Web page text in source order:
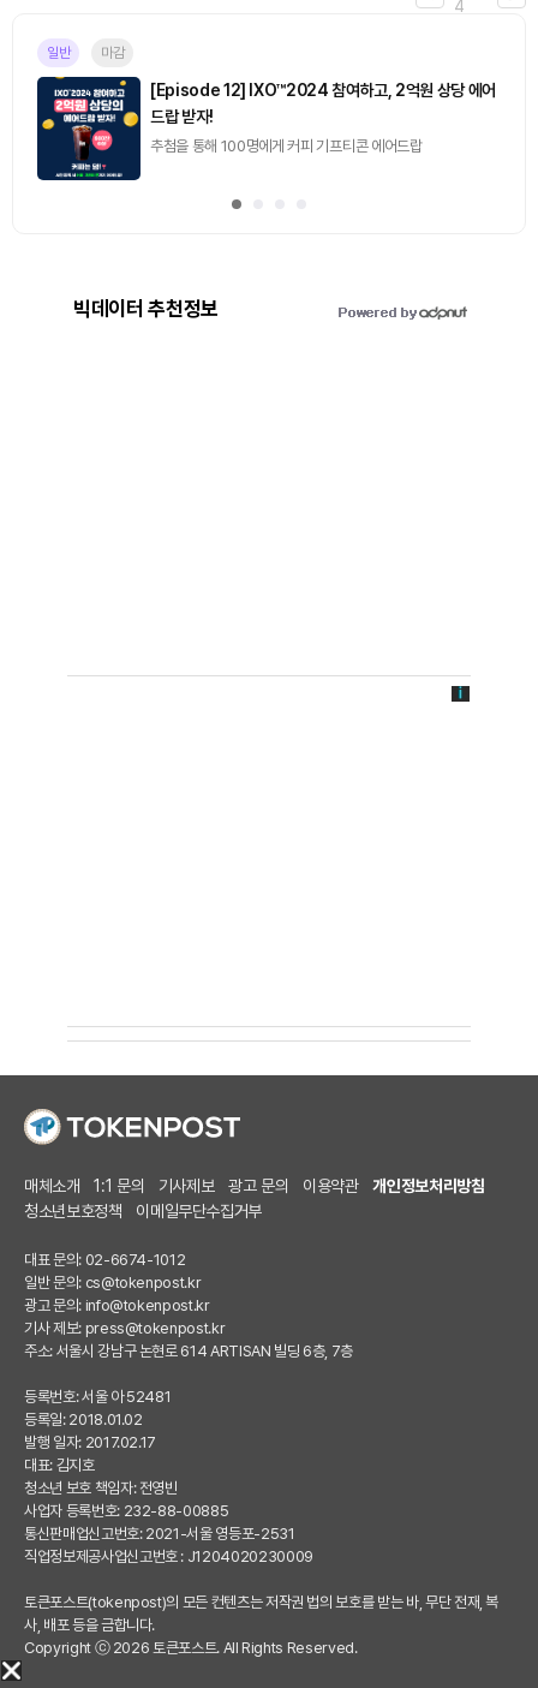
4
일반 마감
[Episode 12] IXO™2024 참여하고, 2억원 상당 에어
드랍 받자!
추첨을 통해 100명에게 커피 기프티콘 에어드랍
빅데이터 추천정보
매체소개 1:1 문의 기사제보 광고 문의 이용약관
개인정보처리방침
청소년보호정책
이메일무단수집거부
대표 문의: 02-6674-1012
일반 문의: cs@tokenpost.kr
광고 문의: info@tokenpost.kr
기사 제보: press@tokenpost.kr
주소: 서울시 강남구 논현로 614 ARTISAN 빌딩 6층, 7층
등록번호: 서울 아 52481
등록일: 2018.01.02
발행 일자: 2017.02.17
대표: 김지호
청소년 보호 책임자: 전영빈
사업자 등록번호: 232-88-00885
통신판매업신고번호: 2021-서울 영등포-2531
직업정보제공사업신고번호 : J1204020230009
토큰포스트(tokenpost)의 모든 컨텐츠는 저작권 법의 보호를 받는 바, 무단 전재, 복
사, 배포 등을 금합니다.
Copyright ⓒ 2026 토큰포스트. All Rights Reserved.